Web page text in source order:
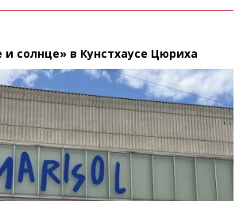
солнце» в Кунстхаусе Цюриха